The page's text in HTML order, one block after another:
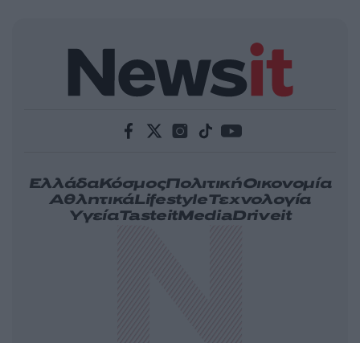
ΕλλάδαΚόσμοςΠολιτικήΟικονομία
ΑθλητικάLifestyleΤεχνολογία
ΥγείαTasteitMediaDriveit